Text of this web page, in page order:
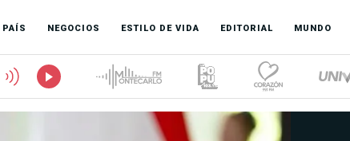
PAÍS NEGOCIOS ESTILO DE VIDA EDITORIAL MUNDO